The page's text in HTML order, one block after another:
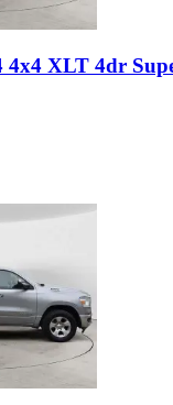
4x4 XLT 4dr